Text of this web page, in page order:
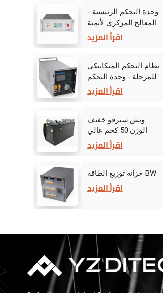
وحدة التحكم الرئيسية -
المعالج المركزي لأتمتة
المرحلة
اقرأ المزيد
نظام التحكم الميكانيكي
للمرحلة - وحدة التحكم
في القيادة
اقرأ المزيد
ونش سيرفو خفيف
الوزن 50 كجم عالي
الأداء للمسرح
اقرأ المزيد
خزانة توزيع الطاقة BW
اقرأ المزيد